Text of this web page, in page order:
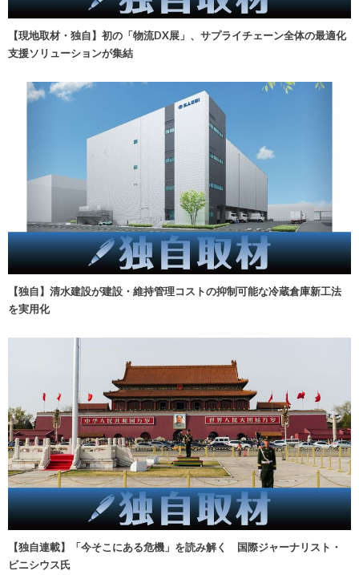
【現地取材・独自】初の「物流DX展」、サプライチェーン全体の最適化
支援ソリューションが集結
【独自】清水建設が建設・維持管理コストの抑制可能な冷蔵倉庫新工法
を実用化
【独自連載】「今そこにある危機」を読み解く 国際ジャーナリスト・
ビニシウス氏